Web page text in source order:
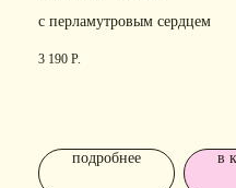
с перламутровым сердцем
3 190 Р.
подробнее в